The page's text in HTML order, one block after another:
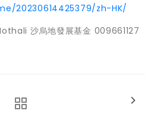
20230614425379/zh-HK/
沙烏地發展基金 009661127